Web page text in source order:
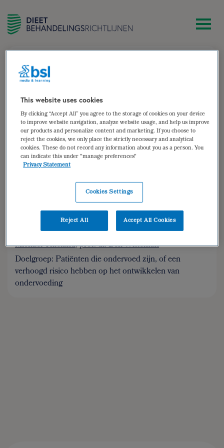
Wieke van Amsterdam
Lid van de Stuurgroep Ondervoeding
Auteur van:
Ondervoeding
dr. ir. Hinke Kruizenga,
Amsterdam,Sandra Beijer, Getty Huisman-de
Cora Jonkers-Schuitema ,Mariël Klos,
Wineke Remijnse-Meester, dr. Abel Thijs,dr. ir.
Michael Thieland,prof. dr. Ben Witteman
Doelgroep: Patiënten die ondervoed zijn, of een
verhoogd risico hebben op het ontwikkelen van
ondervoeding
This website uses cookies
By clicking “Accept All” you agree to the storage of cookies on your device
to improve website navigation, analyze website usage, and help us improve
our products and personalize content and marketing. If you choose to
reject the cookies, we only place the strictly necessary and analytical
cookies. These do not record any information about you as a person. You
can indicate this under "manage preferences"
Privacy Statement
Cookies Settings
Reject All Accept All Cookies